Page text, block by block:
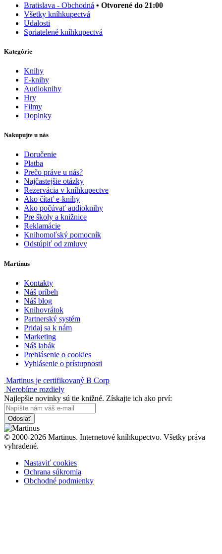
Bratislava - Obchodná • Otvorené do 21:00
Všetky kníhkupectvá
Udalosti
Spriatelené kníhkupectvá
Kategórie
Knihy
E-knihy
Audioknihy
Hry
Filmy
Doplnky
Nakupujte u nás
Doručenie
Platba
Prečo práve u nás?
Najčastejšie otázky
Rezervácia v kníhkupectve
Ako čítať e-knihy
Ako počúvať audioknihy
Pre školy a knižnice
Reklamácie
Knihomoľský pomocník
Odstúpiť od zmluvy
Martinus
Kontakty
Náš príbeh
Náš blog
Knihovrátok
Partnerský systém
Pridaj sa k nám
Marketing
Náš labák
Prehlásenie o cookies
Vyhlásenie o prístupnosti
Martinus je certifikovaný B Corp
Nerobíme rozdiely
Najlepšie novinky sú tie knižné. Získajte ich ako prví:
Odoslať
© 2000-2026 Martinus. Internetové kníhkupectvo. Všetky práva
vyhradené.
Nastaviť cookies
Ochrana súkromia
Obchodné podmienky